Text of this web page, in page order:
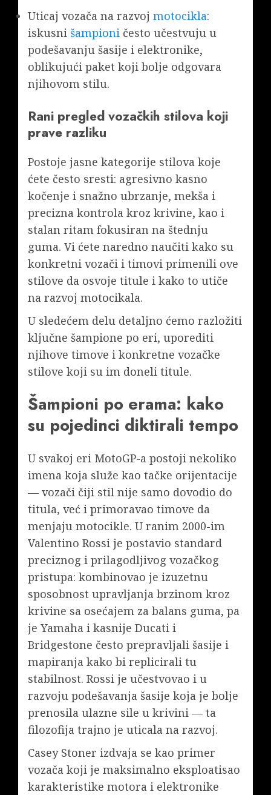
Uticaj vozača na razvoj motocikla:
iskusni šampioni često učestvuju u
podešavanju šasije i elektronike,
oblikujući paket koji bolje odgovara
njihovom stilu.
Rani pregled vozačkih stilova koji
prave razliku
Postoje jasne kategorije stilova koje
ćete često sresti: agresivno kasno
kočenje i snažno ubrzanje, mekša i
precizna kontrola kroz krivine, kao i
stalan ritam fokusiran na štednju
guma. Vi ćete naredno naučiti kako su
konkretni vozači i timovi primenili ove
stilove da osvoje titule i kako to utiče
na razvoj motocikala.
U sledećem delu detaljno ćemo razložiti
ključne šampione po eri, uporediti
njihove timove i konkretne vozačke
stilove koji su im doneli titule.
Šampioni po erama: kako
su pojedinci diktirali tempo
U svakoj eri MotoGP-a postoji nekoliko
imena koja služe kao tačke orijentacije
— vozači čiji stil nije samo dovodio do
titula, već i primoravao timove da
menjaju motocikle. U ranim 2000-im
Valentino Rossi je postavio standard
preciznog i prilagodljivog vozačkog
pristupa: kombinovao je izuzetnu
sposobnost upravljanja brzinom kroz
krivine sa osećajem za balans guma, pa
je Yamaha i kasnije Ducati i
Bridgestone često prepravljali šasije i
mapiranja kako bi replicirali tu
stabilnost. Rossi je učestvovao i u
razvoju podešavanja šasije koja je bolje
prenosila ulazne sile u krivini — ta
filozofija trajno je uticala na razvoj.
Casey Stoner izdvaja se kao primer
vozača koji je maksimalno eksploatisao
karakteristike motora i elektronike